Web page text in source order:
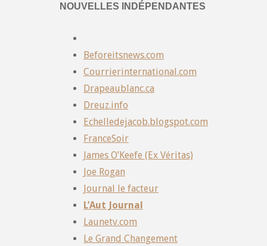
NOUVELLES INDÉPENDANTES
Beforeitsnews.com
Courrierinternational.com
Drapeaublanc.ca
Dreuz.info
Echelledejacob.blogspot.com
FranceSoir
James O’Keefe (Ex Véritas)
Joe Rogan
Journal le facteur
L’Aut Journal
Launetv.com
Le Grand Changement